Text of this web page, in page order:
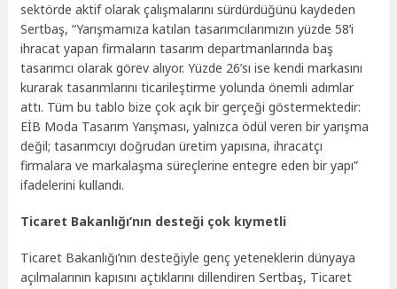
sektörde aktif olarak çalışmalarını sürdürdüğünü kaydeden
Sertbaş, “Yarışmamıza katılan tasarımcılarımızın yüzde 58’i
ihracat yapan firmaların tasarım departmanlarında baş
tasarımcı olarak görev alıyor. Yüzde 26’sı ise kendi markasını
kurarak tasarımlarını ticarileştirme yolunda önemli adımlar
attı. Tüm bu tablo bize çok açık bir gerçeği göstermektedir:
EİB Moda Tasarım Yarışması, yalnızca ödül veren bir yarışma
değil; tasarımcıyı doğrudan üretim yapısına, ihracatçı
firmalara ve markalaşma süreçlerine entegre eden bir yapı”
ifadelerini kullandı.
Ticaret Bakanlığı’nın desteği çok kıymetli
Ticaret Bakanlığı’nın desteğiyle genç yeteneklerin dünyaya
açılmalarının kapısını açtıklarını dillendiren Sertbaş, Ticaret